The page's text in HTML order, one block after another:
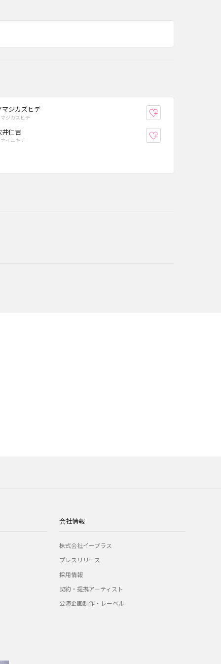
登録
マジカズヒデ
ジカズヒデ
登録
井仁吉
イニキチ
会社情報
株式会社イープラス
プレスリリース
採用情報
契約・提携アーティスト
公演企画制作・レーベル